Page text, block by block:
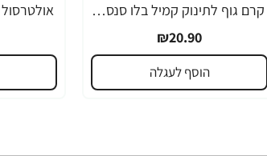
קרם גוף לתינוק קמיל בלו סנסטיב שיבולת שועל 500 מ"ל - ד"ר פישר
₪20.90
הוסף לעגלה